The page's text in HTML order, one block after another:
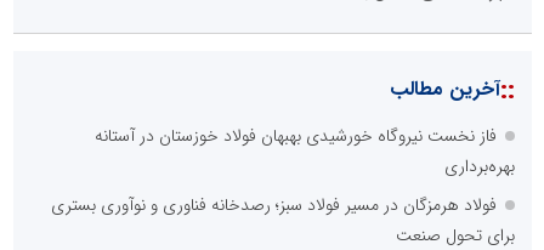
::آخرین مطالب
فاز نخست نیروگاه خورشیدی بهبهان فولاد خوزستان در آستانه
بهره‌برداری
فولاد هرمزگان در مسیر فولاد سبز؛ رصدخانه فناوری و نوآوری بستری
برای تحول صنعت